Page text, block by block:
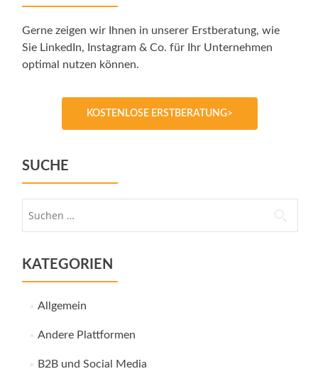
Gerne zeigen wir Ihnen in unserer Erstberatung, wie
Sie LinkedIn, Instagram & Co. für Ihr Unternehmen
optimal nutzen können.
KOSTENLOSE ERSTBERATUNG>
SUCHE
KATEGORIEN
Allgemein
Andere Plattformen
B2B und Social Media